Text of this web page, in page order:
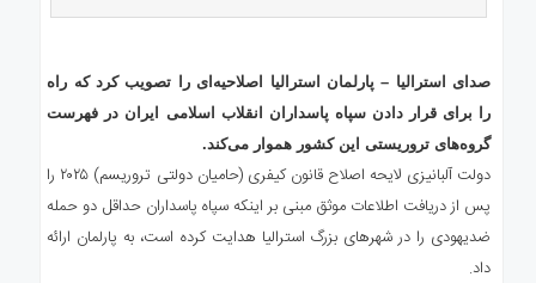
صدای استرالیا – پارلمان استرالیا اصلاحیه‌ای را تصویب کرد که راه
را برای قرار دادن سپاه پاسداران انقلاب اسلامی ایران در فهرست
گروه‌های تروریستی این کشور هموار می‌کند.
دولت آلبانیزی لایحه اصلاح قانون کیفری (حامیان دولتی تروریسم) ۲۰۲۵ را
پس از دریافت اطلاعات موثق مبنی بر اینکه سپاه پاسداران حداقل دو حمله
ضدیهودی را در شهرهای بزرگ استرالیا هدایت کرده است، به پارلمان ارائه
داد.